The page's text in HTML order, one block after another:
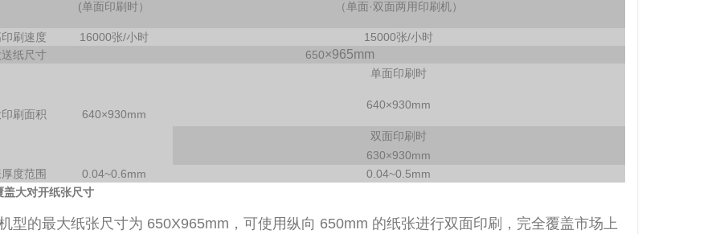
(单面印刷时） （单面·双面两用印刷机）
刷速度 16000张/小时
15000张/小时
纸尺寸
650×965mm
刷面积 640×930mm
单面印刷时
640×930mm
双面印刷时
630×930mm
度范围
0.04~0.6mm
0.04~0.5mm
盖大对开纸张尺寸
型的最大纸张尺寸为 650X965mm，可使用纵向 650mm 的纸张进行双面印刷，完全覆盖市场上